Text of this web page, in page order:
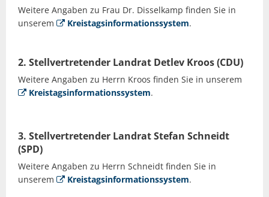
Weitere Angaben zu Frau Dr. Disselkamp finden Sie in
unserem
Kreistagsinformationssystem.
2. Stellvertretender Landrat Detlev Kroos (CDU)
Weitere Angaben zu Herrn Kroos finden Sie in unserem
Kreistagsinformationssystem.
3. Stellvertretender Landrat Stefan Schneidt
(SPD)
Weitere Angaben zu Herrn Schneidt finden Sie in
unserem
Kreistagsinformationssystem.